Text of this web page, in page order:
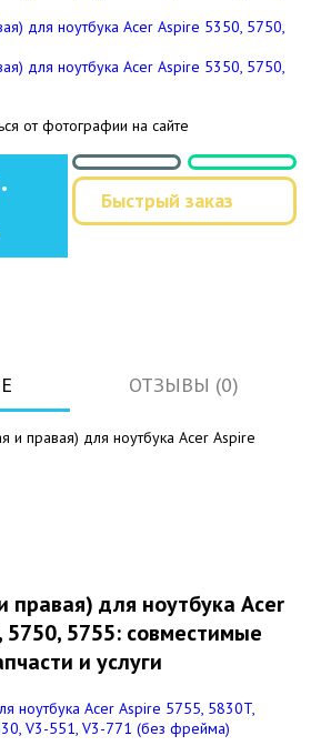
от фотографии на сайте
Быстрый заказ
ОТЗЫВЫ (0)
и правая) для ноутбука Acer Aspire
правая) для ноутбука Acer
5750, 5755: совместимые
и услуги